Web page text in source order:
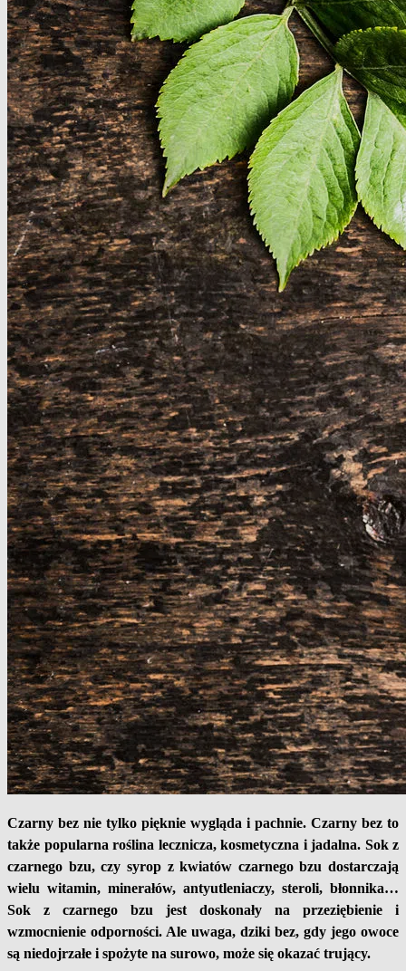
Czarny bez nie tylko pięknie wygląda i pachnie. Czarny bez to
także popularna roślina lecznicza, kosmetyczna i jadalna. Sok z
czarnego bzu, czy syrop z kwiatów czarnego bzu dostarczają
wielu witamin, minerałów, antyutleniaczy, steroli, błonnika…
Sok z czarnego bzu jest doskonały na przeziębienie i
wzmocnienie odporności. Ale uwaga, dziki bez, gdy jego owoce
są niedojrzałe i spożyte na surowo, może się okazać trujący.